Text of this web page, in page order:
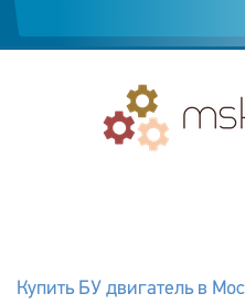
Купить БУ двигатель в